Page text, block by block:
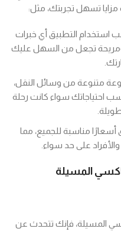
تسهل تجربتك، مثل:
استخدام التطبيق أي خبرات
تجعل من السهل عليك
متنوعة من وسائل النقل،
احتياجاتك سواء كانت رحلة
أسعارًا مناسبة للجميع، مما
والأفراد على حد سواء.
المسيلة
المسيلة، فإنك تتحدث عن